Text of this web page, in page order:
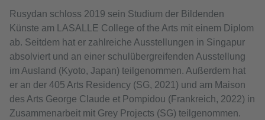
Rusydan schloss 2019 sein Studium der Bildenden
Künste am LASALLE College of the Arts mit einem Diplom
ab. Seitdem hat er zahlreiche Ausstellungen in Singapur
absolviert und an einer schulübergreifenden Ausstellung
im Ausland (Kyoto, Japan) teilgenommen. Außerdem hat
er an der 405 Arts Residency (SG, 2021) und am Maison
des Arts George Claude et Pompidou (Frankreich, 2022) in
Zusammenarbeit mit Grey Projects (SG) teilgenommen.